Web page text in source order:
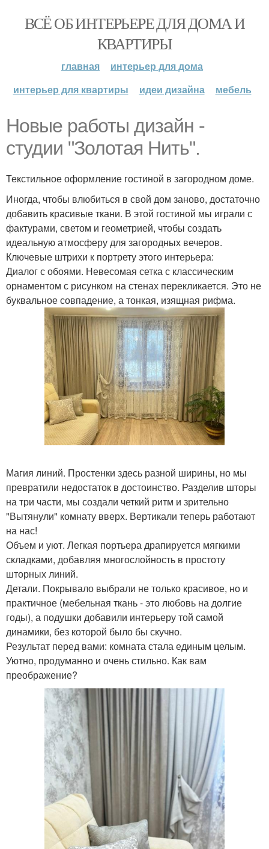
ВСЁ ОБ ИНТЕРЬЕРЕ ДЛЯ ДОМА И
КВАРТИРЫ
главная
интерьер для дома
интерьер для квартиры
идеи дизайна мебель
Новые работы дизайн -
студии "Золотая Нить".
Текстильное оформление гостиной в загородном доме.
Иногда, чтобы влюбиться в свой дом заново, достаточно
добавить красивые ткани. В этой гостиной мы играли с
фактурами, светом и геометрией, чтобы создать
идеальную атмосферу для загородных вечеров.
Ключевые штрихи к портрету этого интерьера:
Диалог с обоями. Невесомая сетка с классическим
орнаментом с рисунком на стенах перекликается. Это не
буквальное совпадение, а тонкая, изящная рифма.
Магия линий. Простенки здесь разной ширины, но мы
превратили недостаток в достоинство. Разделив шторы
на три части, мы создали четкий ритм и зрительно
"Вытянули" комнату вверх. Вертикали теперь работают
на нас!
Объем и уют. Легкая портьера драпируется мягкими
складками, добавляя многослойность в простоту
шторных линий.
Детали. Покрывало выбрали не только красивое, но и
практичное (мебельная ткань - это любовь на долгие
годы), а подушки добавили интерьеру той самой
динамики, без которой было бы скучно.
Результат перед вами: комната стала единым целым.
Уютно, продуманно и очень стильно. Как вам
преображение?